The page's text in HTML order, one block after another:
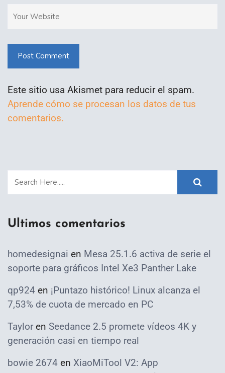
Post Comment
Este sitio usa Akismet para reducir el spam.
Aprende cómo se procesan los datos de tus
comentarios.
Ultimos comentarios
homedesignai en Mesa 25.1.6 activa de serie el
soporte para gráficos Intel Xe3 Panther Lake
qp924 en ¡Puntazo histórico! Linux alcanza el
7,53% de cuota de mercado en PC
Taylor en Seedance 2.5 promete vídeos 4K y
generación casi en tiempo real
bowie 2674 en XiaoMiTool V2: App